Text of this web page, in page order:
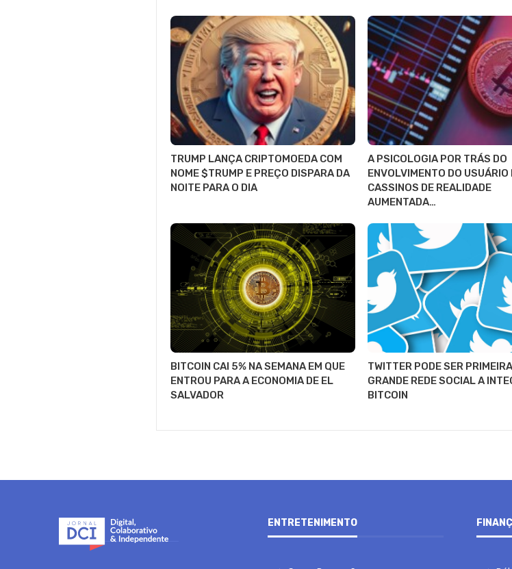
TRUMP LANÇA CRIPTOMOEDA COM
NOME $TRUMP E PREÇO DISPARA DA
NOITE PARA O DIA
A PSICOLOGIA POR TRÁS DO
ENVOLVIMENTO DO USUÁRIO
CASSINOS DE REALIDADE
AUMENTADA…
BITCOIN CAI 5% NA SEMANA EM QUE
ENTROU PARA A ECONOMIA DE EL
SALVADOR
TWITTER PODE SER PRIMEIRA
GRANDE REDE SOCIAL A
BITCOIN
ENTRETENIMENTO